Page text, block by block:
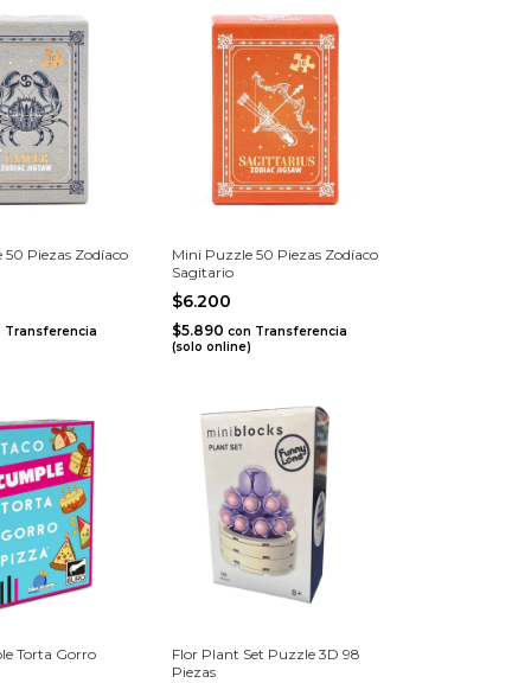
Piezas Zodíaco
Transferencia
Mini Puzzle 50 Piezas Zodíaco
Sagitario
$6.200
$5.890 con Transferencia
(solo online)
Torta Gorro
Flor Plant Set Puzzle 3D 98
Piezas